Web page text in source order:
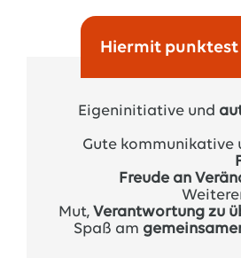
Traineeprogramms bei EWE –
#dasMorgenmachen
Hiermit
Eigeninitiative und
Gute kommunikative
Freude an
Mut,Verantwortung zu
Spaß am